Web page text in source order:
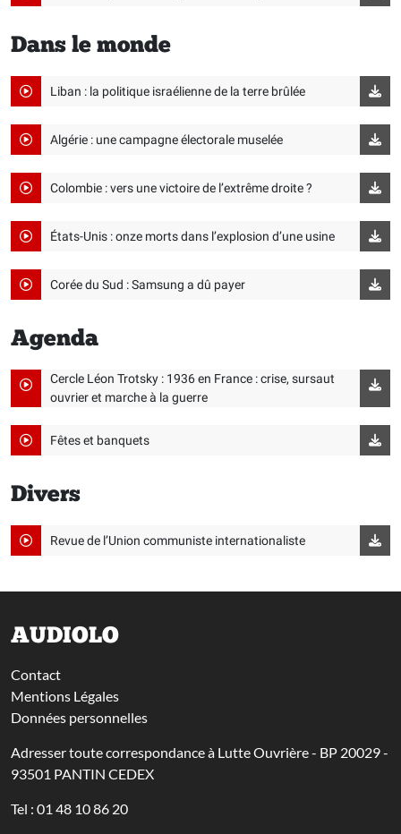
Dans le monde
Liban : la politique israélienne de la terre brûlée
Algérie : une campagne électorale muselée
Colombie : vers une victoire de l’extrême droite ?
États-Unis : onze morts dans l’explosion d’une usine
Corée du Sud : Samsung a dû payer
Agenda
Cercle Léon Trotsky : 1936 en France : crise, sursaut
ouvrier et marche à la guerre
Fêtes et banquets
Divers
Revue de l’Union communiste internationaliste
AUDIOLO
Contact
Mentions Légales
Données personnelles
Adresser toute correspondance à Lutte Ouvrière - BP 20029 -
93501 PANTIN CEDEX
Tel : 01 48 10 86 20